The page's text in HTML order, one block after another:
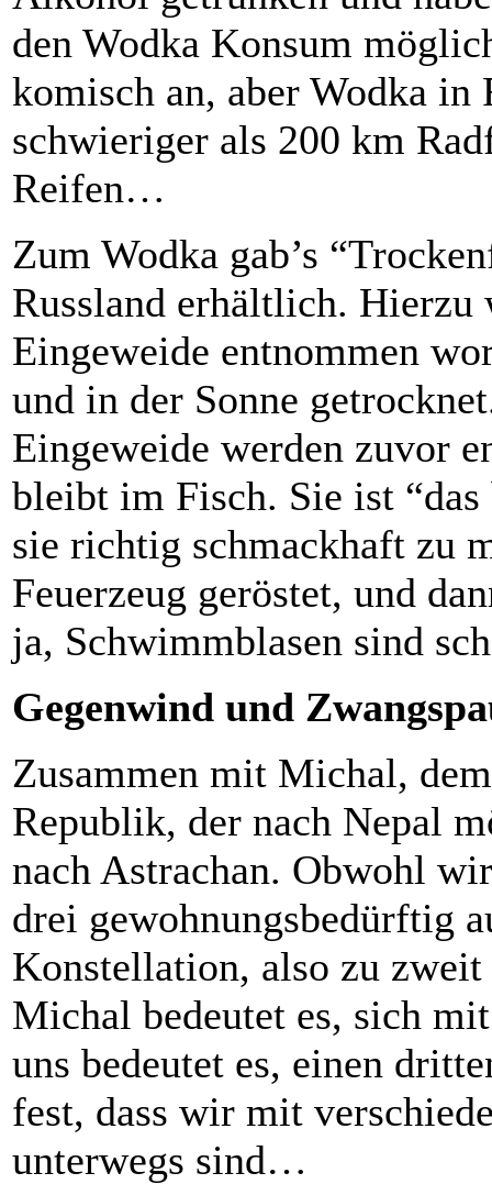
den Wodka Konsum
komisch an, aber Wodka in
schwieriger als 200 km
Reifen…
Zum Wodka gab’s
Russland erhältlich. Hierzu
Eingeweide entnommen
und in der Sonne
Eingeweide werden zuvor
bleibt im Fisch. Sie ist
sie richtig schmackhaft zu
Feuerzeug geröstet, und
ja, Schwimmblasen sind
Gegenwind und
Zusammen mit Michal,
Republik, der nach Nepal
nach Astrachan. Obwohl
drei gewohnungsbedürftig
Konstellation, also zu
Michal bedeutet es, sich
uns bedeutet es, einen
fest, dass wir mit
unterwegs sind…